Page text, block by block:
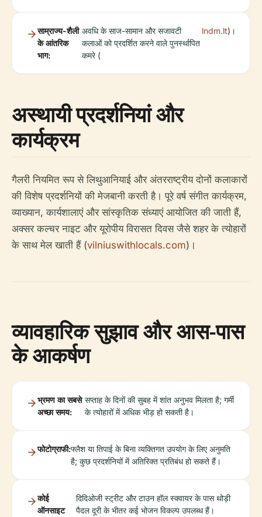
साम्राज्य-शैली
के आंतरिक
भाग:
अवधि के साज-सामान और सजावटी
कलाओं को प्रदर्शित करने वाले पुनर्स्थापित
कमरे (
lndm.lt)।
अस्थायी प्रदर्शनियां और
कार्यक्रम
गैलरी नियमित रूप से लिथुआनियाई और अंतरराष्ट्रीय दोनों कलाकारों
की विशेष प्रदर्शनियों की मेजबानी करती है। पूरे वर्ष संगीत कार्यक्रम,
व्याख्यान, कार्यशालाएं और सांस्कृतिक संध्याएं आयोजित की जाती हैं,
अक्सर कल्चर नाइट और यूरोपीय विरासत दिवस जैसे शहर के त्योहारों
के साथ मेल खाती हैं (vilniuswithlocals.com)।
व्यावहारिक सुझाव और आस-पास
के आकर्षण
भ्रमण का सबसे
अच्छा समय:
सप्ताह के दिनों की सुबह में शांत अनुभव मिलता है; गर्मी
के त्योहारों में अधिक भीड़ हो सकती है।
फोटोग्राफी:फ्लैश या तिपाई के बिना व्यक्तिगत उपयोग के लिए अनुमति
है; कुछ प्रदर्शनियों में अतिरिक्त प्रतिबंध हो सकते हैं।
कोई
ऑनसाइट
दिदिओजी स्ट्रीट और टाउन हॉल स्क्वायर के पास थोड़ी
पैदल दूरी के भीतर कई भोजन विकल्प उपलब्ध हैं।